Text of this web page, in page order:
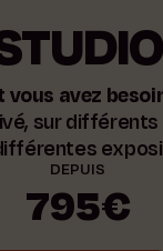
vous avez
sur
DEPUIS
795€